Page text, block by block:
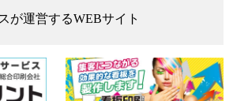
が運営するWEBサイト